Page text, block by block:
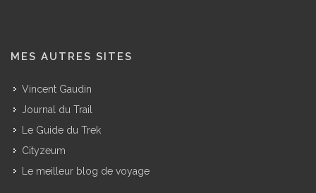
MES AUTRES SITES
Vincent Gaudin
Journal du Trail
Le Guide du Trek
Cityzeum
Le meilleur blog de voyage